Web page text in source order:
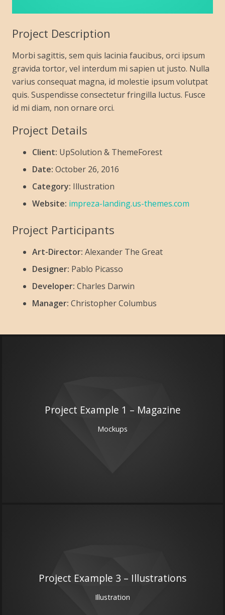
Project Description
Morbi sagittis, sem quis lacinia faucibus, orci ipsum
gravida tortor, vel interdum mi sapien ut justo. Nulla
varius consequat magna, id molestie ipsum volutpat
quis. Suspendisse consectetur fringilla luctus. Fusce
id mi diam, non ornare orci.
Project Details
Client: UpSolution & ThemeForest
Date: October 26, 2016
Category: Illustration
Website: impreza-landing.us-themes.com
Project Participants
Art-Director: Alexander The Great
Designer: Pablo Picasso
Developer: Charles Darwin
Manager: Christopher Columbus
Project Example 1 – Magazine
Mockups
Project Example 3 – Illustrations
Illustration